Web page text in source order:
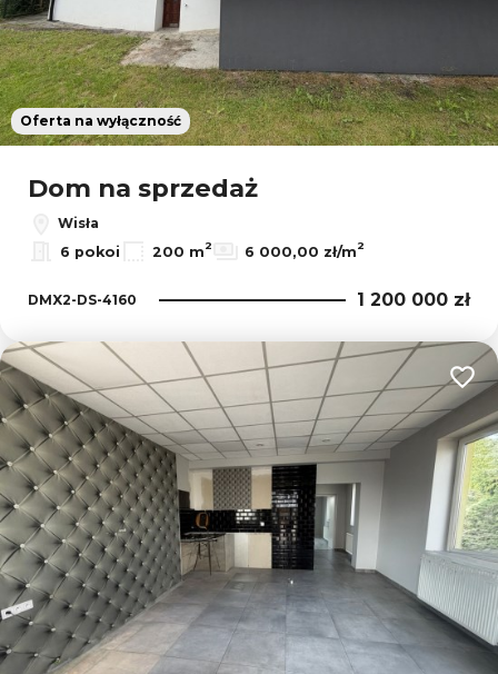
Oferta na wyłączność
Dom na sprzedaż
Wisła
6 pokoi
200 m2 6 000,00 zł/m2
DMX2-DS-4160 1 200 000 zł